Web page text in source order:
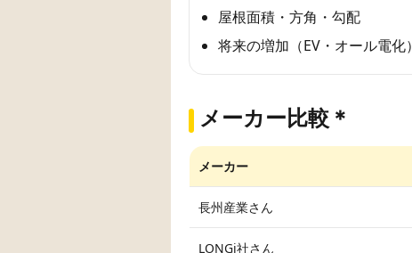
屋根面積・方角・勾配
将来の増加（EV・オール電化）
メーカー比較＊
メーカー
長州産業さん
LONGi社さん